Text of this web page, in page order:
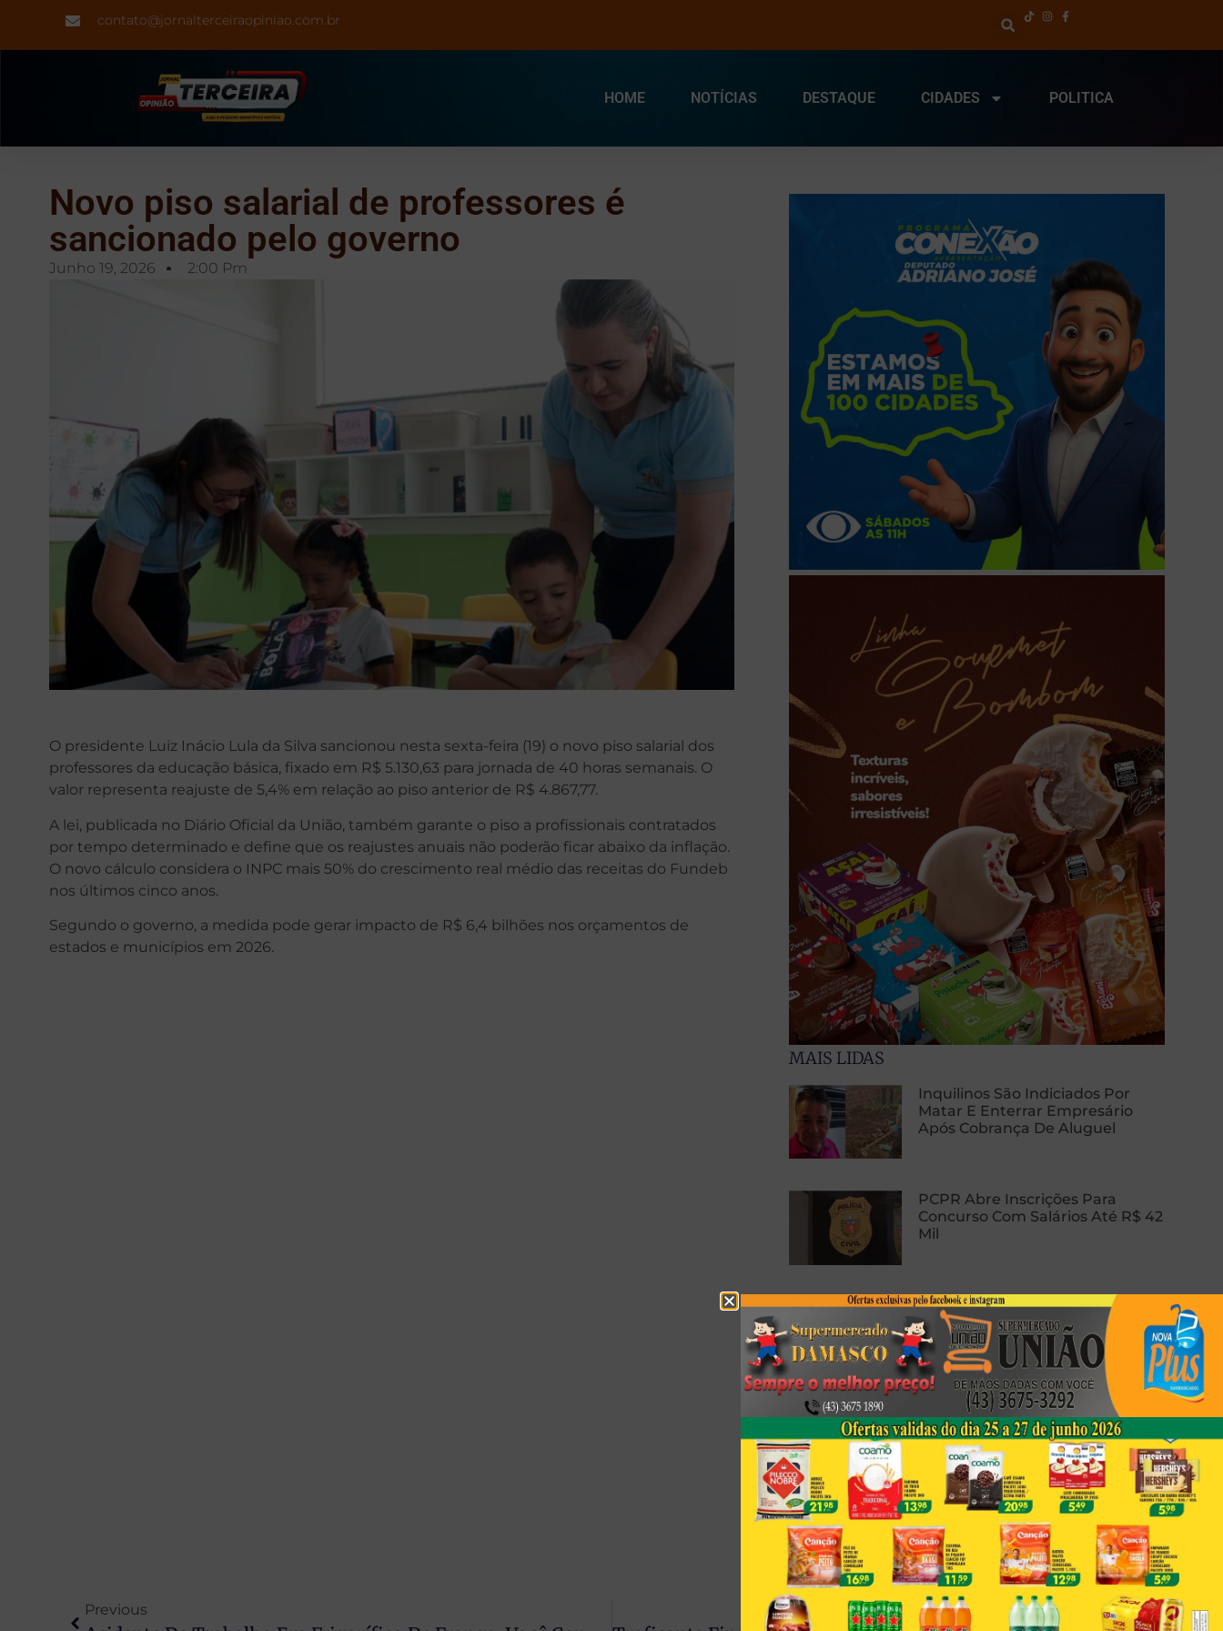
contato@jornalterceiraopiniao.com.br
HOME NOTÍCIAS DESTAQUE CIDADES POLITICA
Novo piso salarial de professores é
sancionado pelo governo
Junho 19, 2026 2:00 Pm
O presidente Luiz Inácio Lula da Silva sancionou nesta sexta-feira (19) o novo piso salarial dos
professores da educação básica, fixado em R$ 5.130,63 para jornada de 40 horas semanais. O
valor representa reajuste de 5,4% em relação ao piso anterior de R$ 4.867,77.
A lei, publicada no Diário Oficial da União, também garante o piso a profissionais contratados
por tempo determinado e define que os reajustes anuais não poderão ficar abaixo da inflação.
O novo cálculo considera o INPC mais 50% do crescimento real médio das receitas do Fundeb
nos últimos cinco anos.
Segundo o governo, a medida pode gerar impacto de R$ 6,4 bilhões nos orçamentos de
estados e municípios em 2026.
MAIS LIDAS
Inquilinos São Indiciados Por
Matar E Enterrar Empresário
Após Cobrança De Aluguel
PCPR Abre Inscrições Para
Concurso Com Salários Até R$ 42
Mil
Foto Registrada Durante
Peregrinação Em Porecatu
Emociona Fiéis Por Semelhança
Com A Sagrada Face De Jesus
Corpo Em Decomposição É
Encontrado Em Londrina
Previous Next